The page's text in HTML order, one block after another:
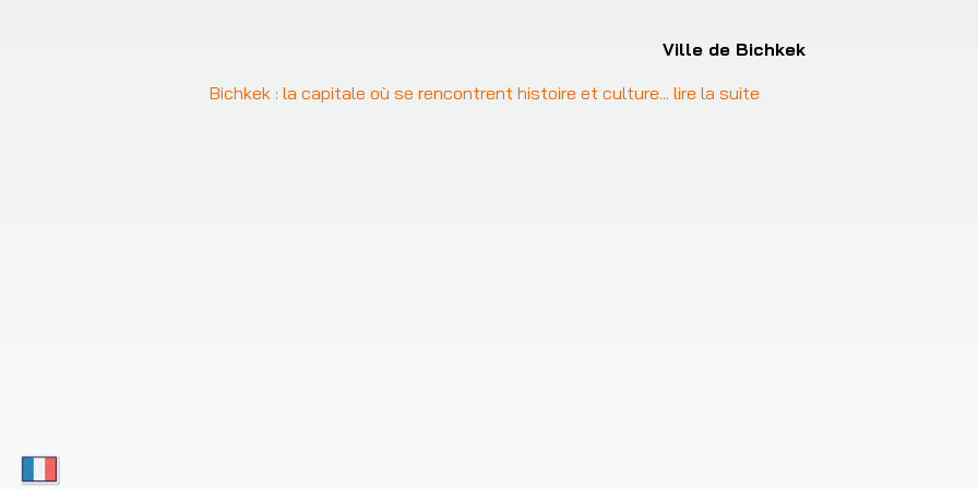
Ville de Bichkek
Bichkek : la capitale où se rencontrent histoire et culture... lire la suite